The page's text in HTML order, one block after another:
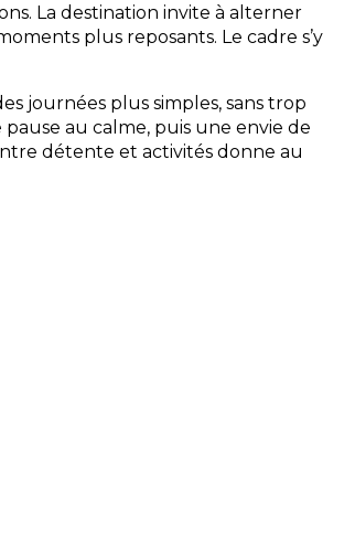
La destination invite à alterner
plus reposants. Le cadre s’y
journées plus simples, sans trop
au calme, puis une envie de
détente et activités donne au